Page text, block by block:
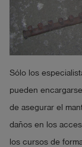
Sólo los
pueden
de asegurar el
daños en los
los cursos de